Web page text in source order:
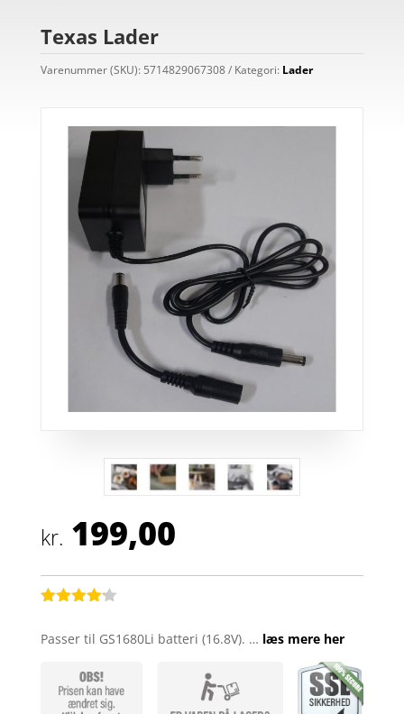
Texas Lader
Varenummer (SKU): 5714829067308 Kategori: Lader
kr. 199,00
ud af 5
kundebedø
mmelser
Passer til GS1680Li batteri (16.8V). … læs mere her